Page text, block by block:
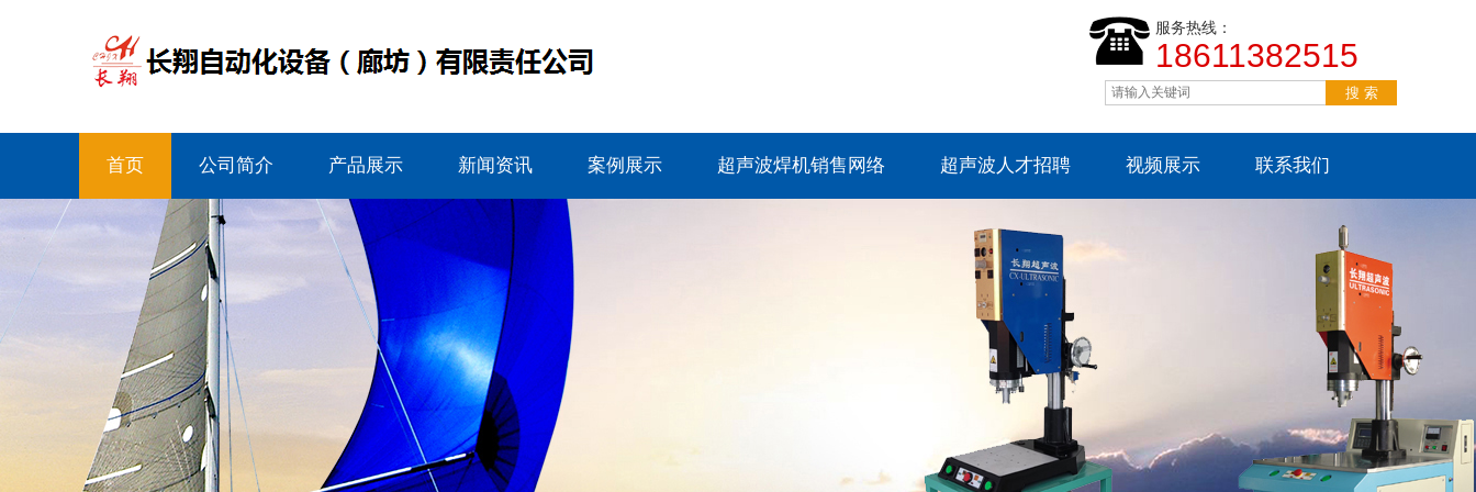
服务热线：
18611382515
首页 公司简介 产品展示 新闻资讯 案例展示 超声波焊机销售网络 超声波人才招聘 视频展示 联系我们